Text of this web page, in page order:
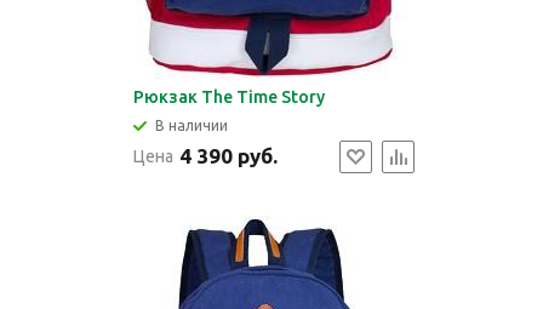
Рюкзак The Time Story
В наличии
Цена 4 390 руб.